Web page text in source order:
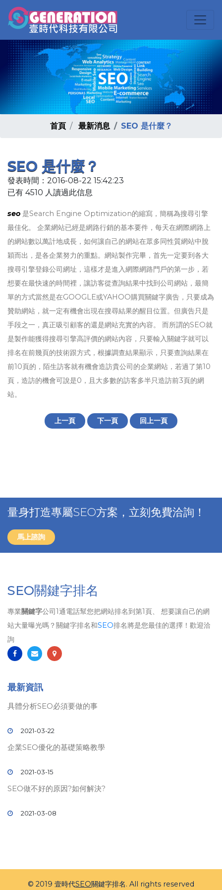
首頁 最新消息 SEO 是什麼？
SEO 是什麼？
發表時間：2016-08-22 15:42:23
已有 4510 人讀過此信息
seo 是Search Engine Optimization的縮寫，簡稱為搜尋引擎
最佳化。 企業網站已經是網路行銷的基本要件，每天在網際網路上
的網站數以萬計地成長，如何讓自己的網站在眾多同性質網站中脫
穎而出，是各企業努力的重點。網站製作完畢，首先一定要到各大
搜尋引擎登錄公司網址，這樣才是進入網際網路門戶的第一步，若
想要在最快速的時間裡，讓訪客從查詢結果中找到公司網站，最簡
單的方式當然是在GOOGLE或YAHOO購買關鍵字廣告，只要成為
贊助網站，就一定有機會出現在搜尋結果的醒目位置。但廣告只是
手段之一，真正吸引顧客的還是網站充實的內容。 而所謂的SEO就
是製作能獲得搜尋引擎高評價的網站內容，只要輸入關鍵字就可以
排名在前幾頁的技術跟方式，根據調查結果顯示，只要查詢結果在
前10頁的，陌生訪客就有機會造訪貴公司的企業網站，若過了第10
頁，造訪的機會可說是0，且大多數的訪客多半只造訪前3頁的網
站。
上一頁 下一頁 回上一頁
量身打造專屬SEO方案，立刻免費洽詢！
馬上諮詢
SEO關鍵字排名
專業關鍵字公司1通電話幫您把網站排名到第1頁、 想要讓自己的網
站大量曝光嗎？關鍵字排名和SEO排名將是您最佳的選擇！歡迎洽
詢
最新資訊
具體分析SEO必須要做的事
2021-03-22
企業SEO優化的基礎策略教學
2021-03-15
SEO做不好的原因?如何解決?
2021-03-08
© 2019 壹時代SEO關鍵字排名. All rights reserved